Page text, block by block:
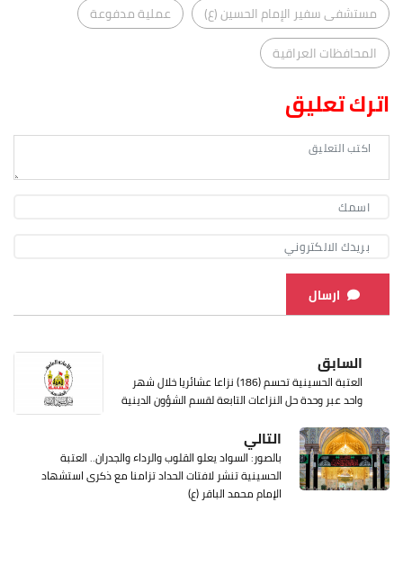
مستشفى سفير الإمام الحسين (ع)
عملية مدفوعة
المحافظات العراقية
اترك تعليق
ارسال
السابق
العتبة الحسينية تحسم (186) نزاعا عشائريا خلال شهر
واحد عبر وحدة حل النزاعات التابعة لقسم الشؤون الدينية
التالي
بالصور: السواد يعلو القلوب والرداء والجدران.. العتبة
الحسينية تنشر لافتات الحداد تزامنا مع ذكرى استشهاد
الإمام محمد الباقر (ع)